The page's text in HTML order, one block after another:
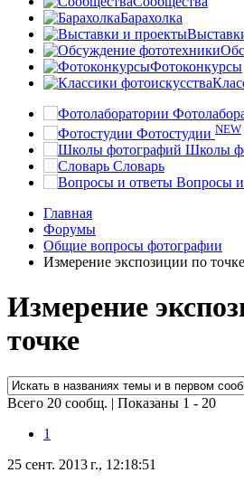
Барахолка
Фотоконкурсы
Фотостудии NEW
Школы
Словарь
Вопросы
Главная
Форумы
Общие вопросы фотографии
Измерение экспозиции по точке
Измерение
точке
Всего 20 сообщ. | Показаны 1 - 20
1
25 сент. 2013 г., 12:18:51